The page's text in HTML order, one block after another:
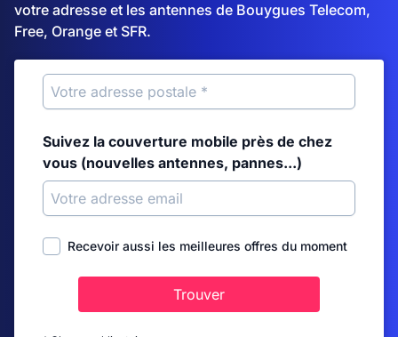
votre adresse et les antennes de Bouygues Telecom,
Free, Orange et SFR.
Suivez la couverture mobile près de chez
vous (nouvelles antennes, pannes...)
Recevoir aussi les meilleures offres du moment
Trouver